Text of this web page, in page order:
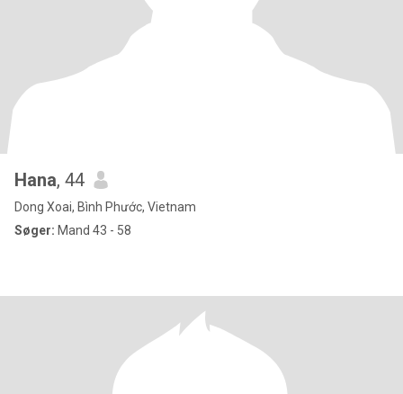
Hana, 44
Dong Xoai, Bình Phước, Vietnam
Søger: Mand 43 - 58